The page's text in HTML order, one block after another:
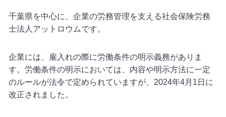
千葉県を中心に、企業の労務管理を支える社会保険労務
士法人アットロウムです。
企業には、雇入れの際に労働条件の明示義務がありま
す。労働条件の明示においては、内容や明示方法に一定
のルールが法令で定められていますが、2024年4月1日に
改正されました。